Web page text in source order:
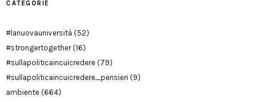
CATEGORIE
#lanuovauniversità (52)
#strongertogether(16)
#sullapoliticaincuicredere (79)
#sullapoliticaincuicredere_pensieri (9)
ambiente (664)